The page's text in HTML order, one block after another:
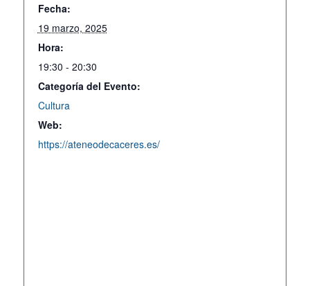
Fecha:
19 marzo, 2025
Hora:
19:30 - 20:30
Categoría del Evento:
Cultura
Web:
https://ateneodecaceres.es/